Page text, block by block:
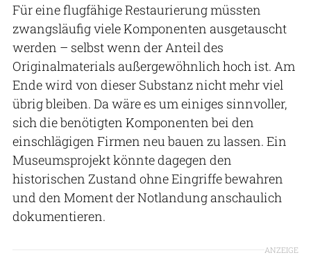
Für eine flugfähige Restaurierung müssten
zwangsläufig viele Komponenten ausgetauscht
werden – selbst wenn der Anteil des
Originalmaterials außergewöhnlich hoch ist. Am
Ende wird von dieser Substanz nicht mehr viel
übrig bleiben. Da wäre es um einiges sinnvoller,
sich die benötigten Komponenten bei den
einschlägigen Firmen neu bauen zu lassen. Ein
Museumsprojekt könnte dagegen den
historischen Zustand ohne Eingriffe bewahren
und den Moment der Notlandung anschaulich
dokumentieren.
ANZEIGE